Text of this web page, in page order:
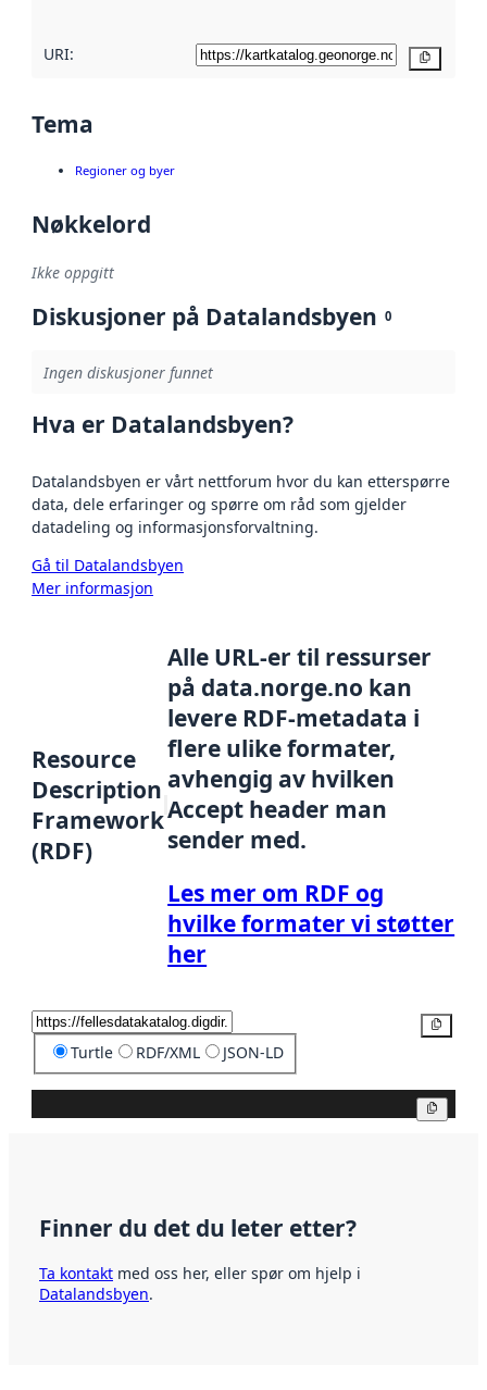
URI:
Tema
Regioner og byer
Nøkkelord
Ikke oppgitt
Diskusjoner på Datalandsbyen 0
Ingen diskusjoner funnet
Hva er Datalandsbyen?
Datalandsbyen er vårt nettforum hvor du kan etterspørre
data, dele erfaringer og spørre om råd som gjelder
datadeling og informasjonsforvaltning.
Gå til Datalandsbyen
Mer informasjon
Resource
Description
Framework
(RDF)
Alle URL-er til ressurser
på data.norge.no kan
levere RDF-metadata i
flere ulike formater,
avhengig av hvilken
Accept header man
sender med.
Les mer om RDF og
hvilke formater vi støtter
her
Turtle RDF/XML JSON-LD
Finner du det du leter etter?
Ta kontakt med oss her, eller spør om hjelp i
Datalandsbyen.